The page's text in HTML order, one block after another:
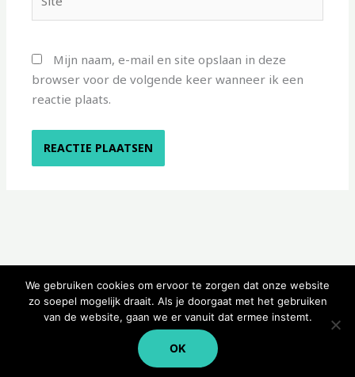
Mijn naam, e-mail en site opslaan in deze
browser voor de volgende keer wanneer ik een
reactie plaats.
Copyright © 2026 Kampeerwinkeltje
We gebruiken cookies om ervoor te zorgen dat onze website
zo soepel mogelijk draait. Als je doorgaat met het gebruiken
van de website, gaan we er vanuit dat ermee instemt.
OK